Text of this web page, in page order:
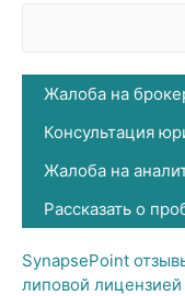
Жалоба на
Консультация
Жалоба на
Рассказать о
SynapsePoint
липовой лицензией